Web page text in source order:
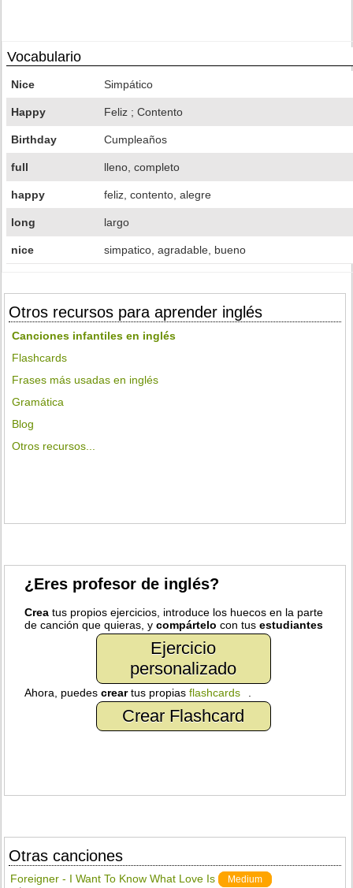
Vocabulario
Nice Simpático
Happy Feliz ; Contento
Birthday Cumpleaños
full lleno, completo
happy feliz, contento, alegre
long largo
nice simpatico, agradable, bueno
Otros recursos para aprender inglés
Canciones infantiles en inglés
Flashcards
Frases más usadas en inglés
Gramática
Blog
Otros recursos...
¿Eres profesor de inglés?
Crea tus propios ejercicios, introduce los huecos en la parte
de canción que quieras, ycompártelo con tusestudiantes
Ejercicio
personalizado
Ahora, puedescreartus propiasflashcards
Crear Flashcard
Otras canciones
Foreigner - I Want To Know What Love Is Medium